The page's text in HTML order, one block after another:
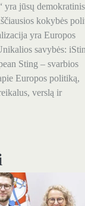
yra jūsų
kokybės
yra Europos
savybės:
Sting – svarbios
Europos politiką,
verslą ir